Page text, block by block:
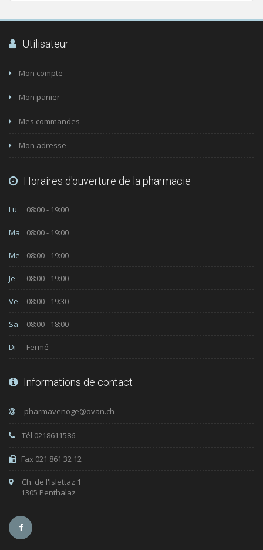
Utilisateur
Mon compte
Mon panier
Mes commandes
Mon adresse
Horaires d'ouverture de la pharmacie
Lu 08:00 - 19:00
Ma 08:00 - 19:00
Me 08:00 - 19:00
Je 08:00 - 19:00
Ve 08:00 - 19:30
Sa 08:00 - 18:00
Di Fermé
Informations de contact
Tél 0218611586
Fax 021 861 32 12
Ch. de l'Islettaz 1
1305 Penthalaz